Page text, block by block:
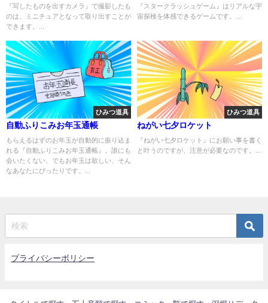
『写したものを出すカメラ』で撮影したも
のは、ミニチュアとなって取り出すことが
できます。...
『スタークラッシュゲーム』はリアルな宇
宙探検を体感できるゲームです。...
ひみつ道具
自動ふりこみお年玉通帳
もらえるはずのお年玉が自動的に振り込ま
れる『自動ふりこみお年玉通帳』。誰にも
会いたくない、でもお年玉は欲しい、そん
なあなたにぴったりです。...
ひみつ道具
ねがい七夕ロケット
『ねがい七夕ロケット』にお願い事を書く
と叶うのですが、注意が必要なのです。...
プライバシーポリシー